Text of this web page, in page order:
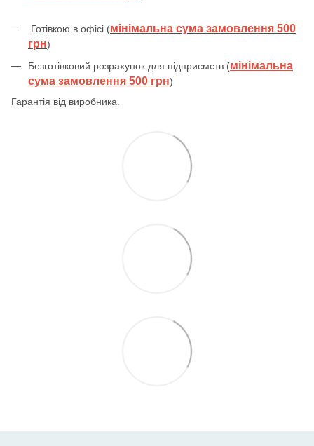
Готівкою в офісі (мінімальна сума замовлення 500
грн)
Безготівковий розрахунок для підприємств (мінімальна
сума замовлення 500 грн)
Гарантія від виробника.